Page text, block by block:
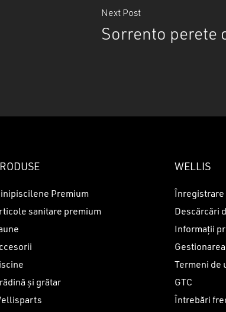
Next Post
Sorrento perete
Premium
sanitare premium
și grătar
WELLIS
Descărcări
Informații
Termeni
GTC
Întrebări